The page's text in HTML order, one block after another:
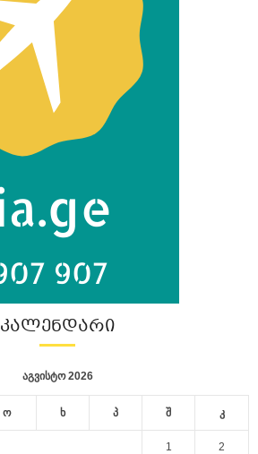
ᲙᲐᲚᲔᲜᲓᲐᲠᲘ
აგვისტო 2026
ო ხ პ შ კ
1 2